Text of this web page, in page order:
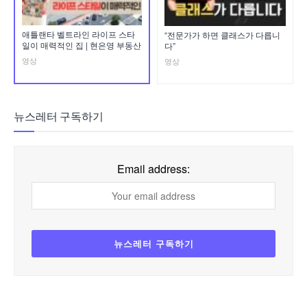
애틀랜타 벨트라인 라이프 스타
일이 매력적인 집 | 현은영 부동산
영상
“전문가가 하면 클래스가 다릅니
다”
영상
뉴스레터 구독하기
Email address: